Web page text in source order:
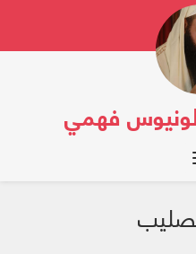
فهمي
Toggle